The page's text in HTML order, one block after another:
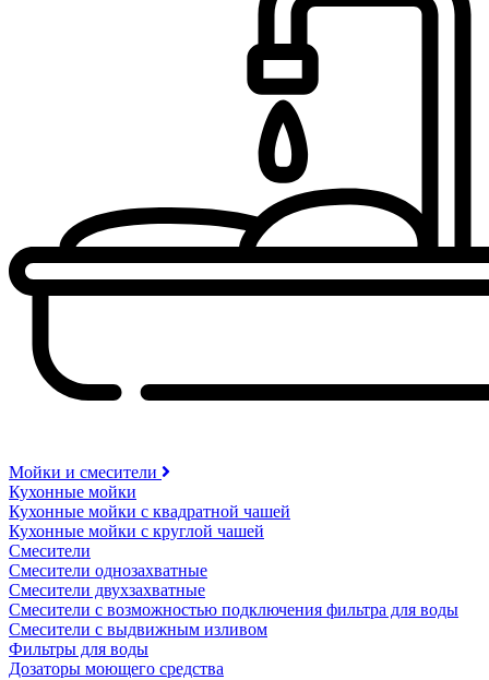
Мойки и смесители
Кухонные мойки
Кухонные мойки с квадратной чашей
Кухонные мойки с круглой чашей
Смесители
Смесители однозахватные
Смесители двухзахватные
Смесители с возможностью подключения фильтра для воды
Смесители с выдвижным изливом
Фильтры для воды
Дозаторы моющего средства